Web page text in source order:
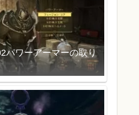
パワーアーマーの取り